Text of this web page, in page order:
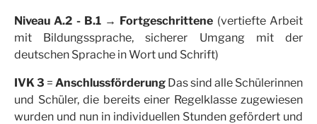
Niveau A.2 - B.1 → Fortgeschrittene (vertiefte Arbeit
mit Bildungssprache, sicherer Umgang mit der
deutschen Sprache in Wort und Schrift)
IVK 3 = Anschlussförderung Das sind alle Schülerinnen
und Schüler, die bereits einer Regelklasse zugewiesen
wurden und nun in individuellen Stunden gefördert und